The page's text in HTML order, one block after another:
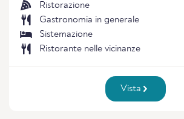
Ristorazione
Gastronomia in generale
Sistemazione
Ristorante nelle vicinanze
Vista